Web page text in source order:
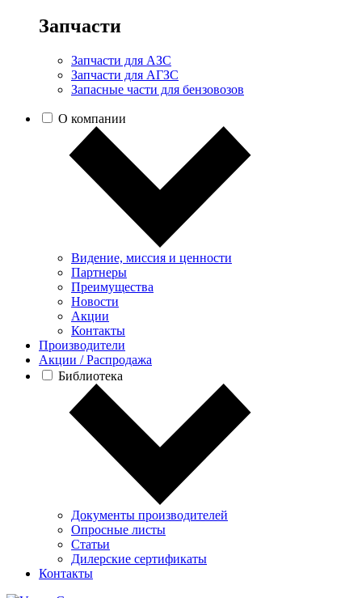
Запчасти
Запчасти для АЗС
Запчасти для АГЗС
Запасные части для бензовозов
О компании
Видение, миссия и ценности
Партнеры
Преимущества
Новости
Акции
Контакты
Производители
Акции / Распродажа
Библиотека
Документы производителей
Опросные листы
Статьи
Дилерские сертификаты
Контакты